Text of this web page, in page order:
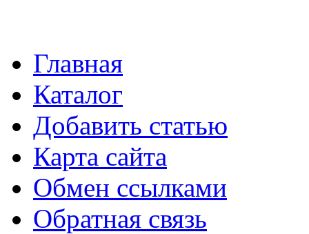
Главная
Каталог
Добавить статью
Карта сайта
Обмен ссылками
Обратная связь